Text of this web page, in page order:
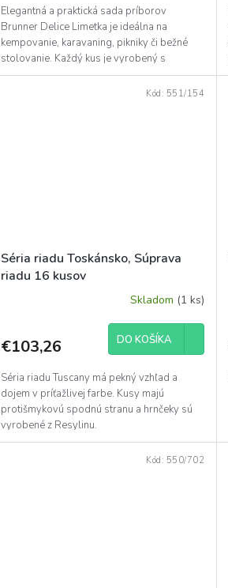
Elegantná a praktická sada príborov
Brunner Delice Limetka je ideálna na
kempovanie, karavaning, pikniky či bežné
stolovanie. Každý kus je vyrobený s
pevným jadrom z...
Séria riadu Toskánsko, Súprava
riadu 16 kusov
Skladom (1 ks)
€103,26 DO KOŠÍKA
Séria riadu Tuscany má pekný vzhľad a
dojem v príťažlivej farbe. Kusy majú
protišmykovú spodnú stranu a hrnčeky sú
vyrobené z Resylinu.
Kód: 551/154
Kód: 550/702